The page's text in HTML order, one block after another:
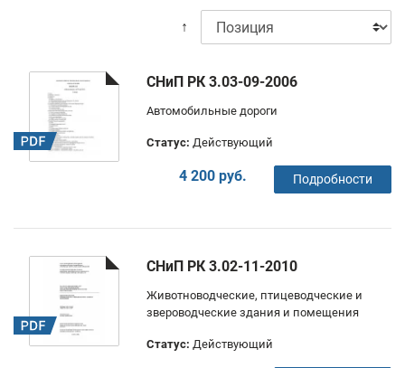
↑
СНиП РК 3.03-09-2006
Автомобильные дороги
Статус: Действующий
4 200 руб. Подробности
СНиП РК 3.02-11-2010
Животноводческие, птицеводческие и
звероводческие здания и помещения
Статус: Действующий